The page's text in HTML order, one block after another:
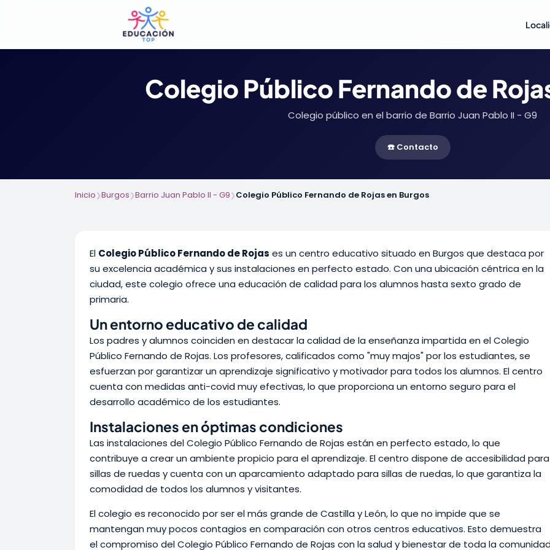
Colegio Público Fernando de
Colegio público en el barrio de Barrio Juan Pablo II - G9
☎️ Contacto
Inicio❯Burgos❯Barrio Juan Pablo II - G9❯Colegio Público Fernando de Rojas en Burgos
El Colegio Público Fernando de Rojas es un centro educativo situado en Burgos que destaca por
su excelencia académica y sus instalaciones en perfecto estado. Con una ubicación céntrica en la
ciudad, este colegio ofrece una educación de calidad para los alumnos hasta sexto grado de
primaria.
Un entorno educativo de calidad
Los padres y alumnos coinciden en destacar la calidad de la enseñanza impartida en el Colegio
Público Fernando de Rojas. Los profesores, calificados como "muy majos" por los estudiantes, se
esfuerzan por garantizar un aprendizaje significativo y motivador para todos los alumnos. El centro
cuenta con medidas anti-covid muy efectivas, lo que proporciona un entorno seguro para el
desarrollo académico de los estudiantes.
Instalaciones en óptimas condiciones
Las instalaciones del Colegio Público Fernando de Rojas están en perfecto estado, lo que
contribuye a crear un ambiente propicio para el aprendizaje. El centro dispone de accesibilidad para
sillas de ruedas y cuenta con un aparcamiento adaptado para sillas de ruedas, lo que garantiza la
comodidad de todos los alumnos y visitantes.
El colegio es reconocido por ser el más grande de Castilla y León, lo que no impide que se
mantengan muy pocos contagios en comparación con otros centros educativos. Esto demuestra
el compromiso del Colegio Público Fernando de Rojas con la salud y bienestar de toda la